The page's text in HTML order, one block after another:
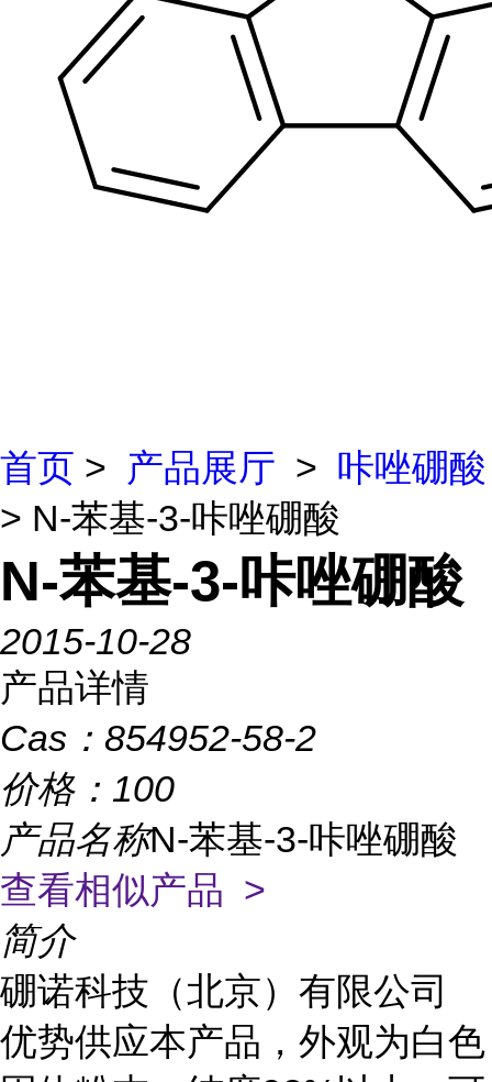
首页 > 产品展厅 > 咔唑硼酸
> N-苯基-3-咔唑硼酸
N-苯基-3-咔唑硼酸
2015-10-28
产品详情
Cas： 854952-58-2
价格： 100
产品名称N-苯基-3-咔唑硼酸
查看相似产品 >
简介
硼诺科技（北京）有限公司
优势供应本产品，外观为白色